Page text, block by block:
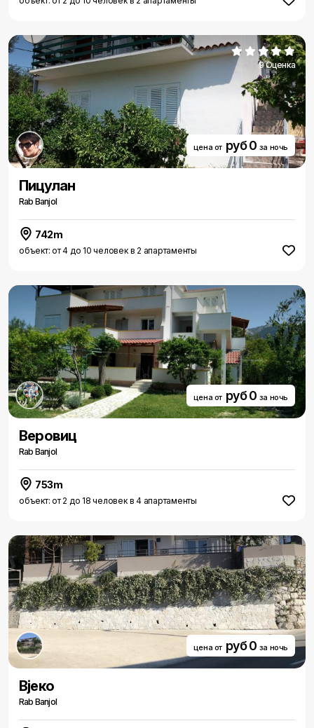
9 Оценка
цена от руб 0 за ночь
Пицулан
Rab Banjol
742m
объект: от 4 до 10 человек в 2 апартаменты
цена от руб 0 за ночь
Веровиц
Rab Banjol
753m
объект: от 2 до 18 человек в 4 апартаменты
цена от руб 0 за ночь
Вjеко
Rab Banjol